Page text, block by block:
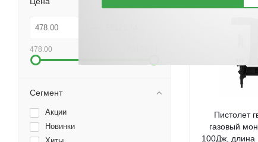
Пистолет
газовый
100Дж, длина
478.00
Сегмент
Акции
Новинки